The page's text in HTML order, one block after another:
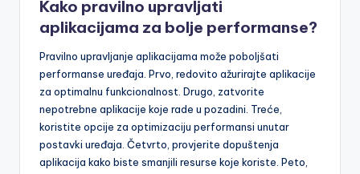
poput Motorola Edge 30.
aplikacijama za bolje performanse?
Pravilno upravljanje aplikacijama može poboljšati
performanse uređaja. Prvo, redovito ažurirajte aplikacije
za optimalnu funkcionalnost. Drugo, zatvorite
nepotrebne aplikacije koje rade u pozadini. Treće,
koristite opcije za optimizaciju performansi unutar